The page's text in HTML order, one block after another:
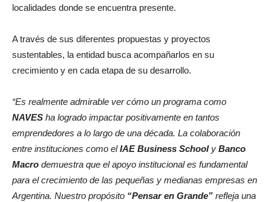
localidades donde se encuentra presente.
A través de sus diferentes propuestas y proyectos
sustentables, la entidad busca acompañarlos en su
crecimiento y en cada etapa de su desarrollo.
“Es realmente admirable ver cómo un programa como
NAVES ha logrado impactar positivamente en tantos
emprendedores a lo largo de una década. La colaboración
entre instituciones como elIAE Business Schooly Banco
Macro demuestra que el apoyo institucional es fundamental
para el crecimiento de las pequeñas y medianas empresas en
Argentina. Nuestro propósito “Pensar en Grande” refleja una